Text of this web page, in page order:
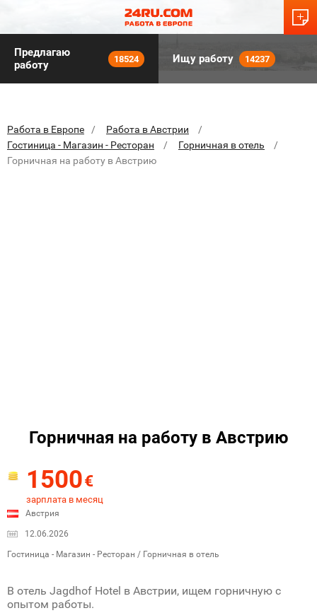
Предлагаю
работу
18524 Ищу работу 14237
Работа в Европе
Работа в Австрии
Гостиница - Магазин - Ресторан
Горничная в отель
Горничная на работу в Австрию
Горничная на работу в Австрию
1500€
зарплата в месяц
Австрия
12.06.2026
Гостиница - Магазин - Ресторан / Горничная в отель
В отель Jagdhof Hotel в Австрии, ищем горничную с
опытом работы.